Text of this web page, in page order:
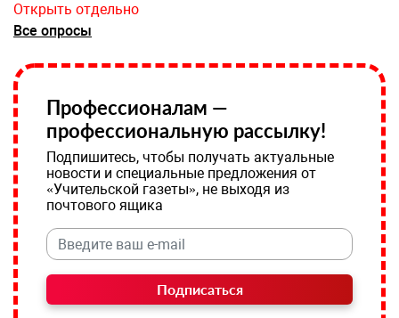
Открыть отдельно
Все опросы
Профессионалам —
профессиональную рассылку!
Подпишитесь, чтобы получать актуальные
новости и специальные предложения от
«Учительской газеты», не выходя из
почтового ящика
Подписаться